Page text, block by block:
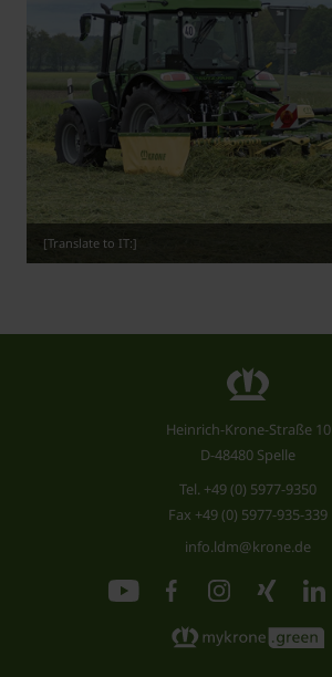
[Translate to IT:]
Heinrich-Krone-Straße 10
D-48480 Spelle
Tel. +49 (0) 5977-9350
Fax +49 (0) 5977-935-339
info.ldm@krone.de